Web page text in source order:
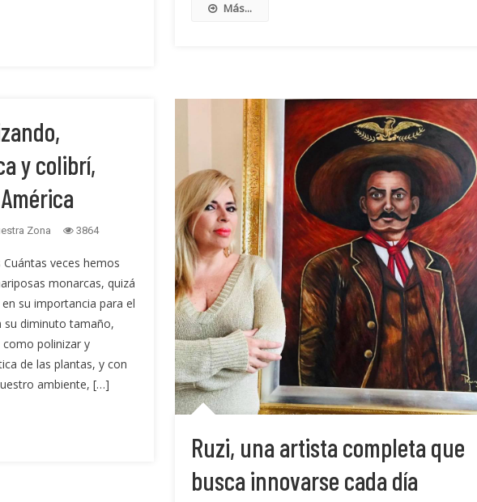
Más...
y colibrí,
Zona 3864
veces hemos
monarcas, quizá
su importancia para el
su diminuto tamaño,
como polinizar y
de las plantas, y con
ambiente, […]
Ruzi, una artista completa que
busca innovarse cada día